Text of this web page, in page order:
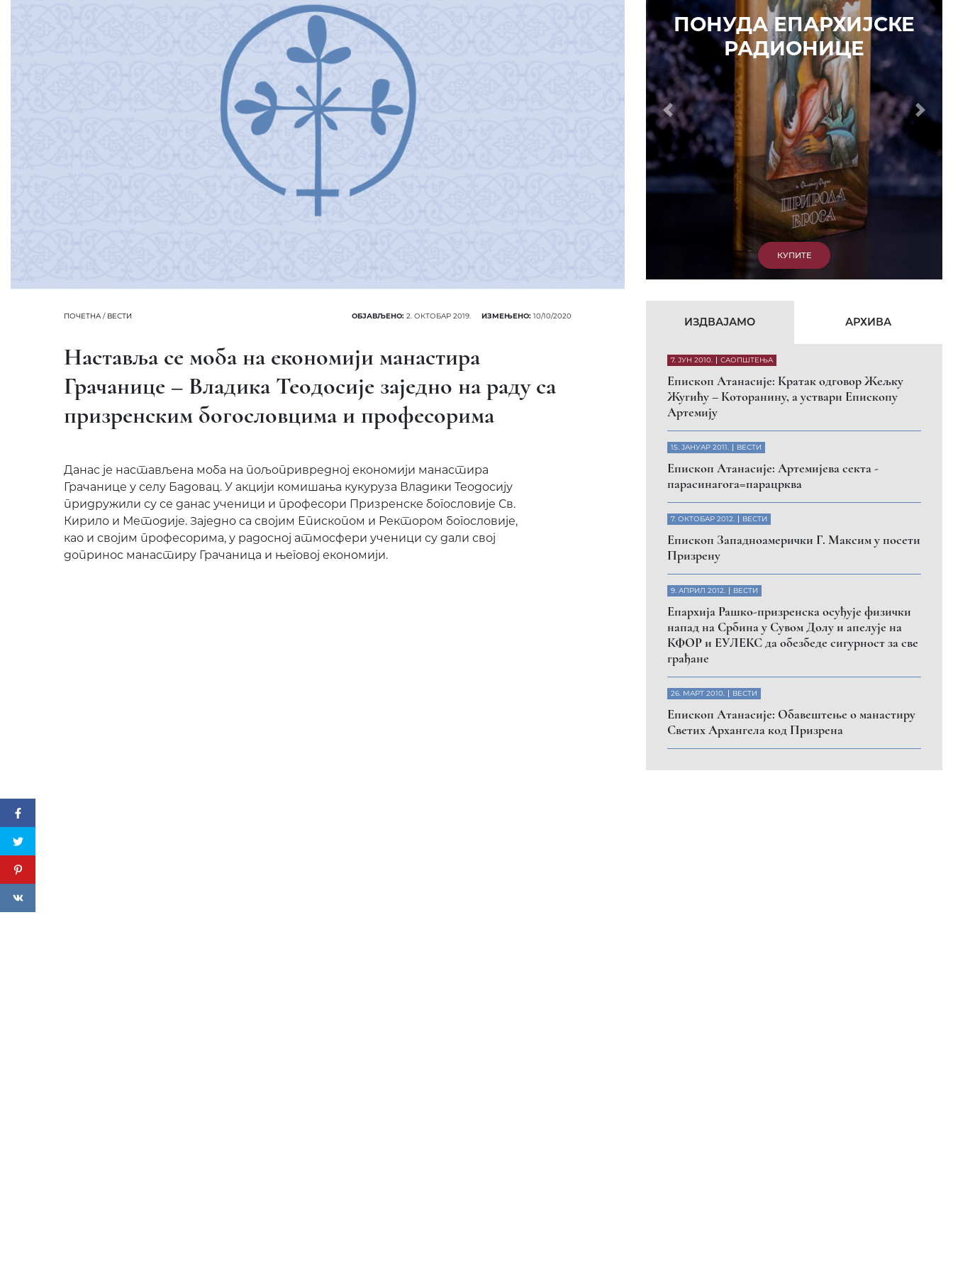
ПОЧЕТНА/ ВЕСТИ ОБЈАВЉЕНО: 2. ОКТОБАР 2019. ИЗМЕЊЕНО: 10/10/2020
Наставља се моба на економији манастира
Грачанице – Владика Теодосије заједно на раду са
призренским богословцима и професорима
Данас је настављена моба на пољопривредној економији манастира
Грачанице у селу Бадовац. У акцији комишања кукуруза Владики Теодосију
придружили су се данас ученици и професори Призренске богословије Св.
Кирило и Методије. Заједно са својим Епископом и Ректором богословије,
као и својим професорима, у радосној атмосфери ученици су дали свој
допринос манастиру Грачаница и његовој економији.
КУПИТЕ
7. ЈУН 2010. САОПШТЕЊА
Eпископ Атанасије: Кратак одговор Жељку
Жугићу – Которанину, а уствари Епископу
Артемију
15. ЈАНУАР 2011. ВЕСТИ
Eпископ Атанасије: Артемијева секта -
парасинагога=парацрква
ВЕСТИ
Eпископ Западноамерички Г. Максим у посети
напад на Србина у Сувом Долу и апелује на
КФОР и ЕУЛЕКС да обезбеде сигурност за све
Eпископ Атанасије: Обавештење о манастиру
Светих Архангела код Призрена